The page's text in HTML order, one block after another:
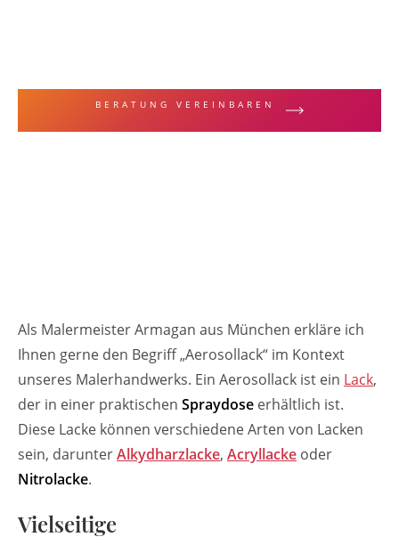
BERATUNG VEREINBAREN
Als Malermeister Armagan aus München erkläre ich
Ihnen gerne den Begriff „Aerosollack“ im Kontext
unseres Malerhandwerks. Ein Aerosollack ist ein Lack,
der in einer praktischen Spraydose erhältlich ist.
Diese Lacke können verschiedene Arten von Lacken
sein, darunterAlkydharzlacke, Acryllacke oder
Nitrolacke.
Vielseitige